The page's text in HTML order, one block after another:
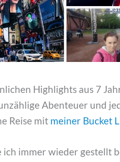
Highlights aus 7
Abenteuer und
Reise mit meiner Bucket
ich immer wieder gestellt